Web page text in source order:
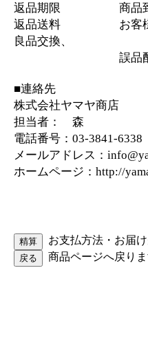
返品期限 商品到着
返品送料 お客様都合
良品交換、
誤品配送交換は
■連絡先
株式会社ヤマヤ商店
担当者： 森
電話番号：03-3841-
メールアドレス：
ホームページ：http://
お支払方法・お届
商品ページへ戻り